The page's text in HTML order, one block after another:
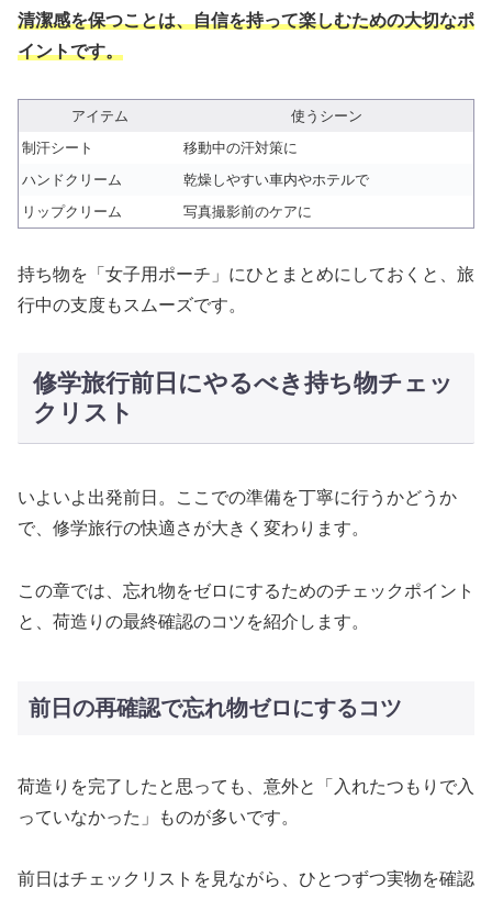
清潔感を保つことは、自信を持って楽しむための大切なポ
イントです。
アイテム
使うシーン
制汗シート
移動中の汗対策に
ハンドクリーム
乾燥しやすい車内やホテルで
リップクリーム
写真撮影前のケアに
持ち物を「女子用ポーチ」にひとまとめにしておくと、旅
行中の支度もスムーズです。
修学旅行前日にやるべき持ち物チェッ
クリスト
いよいよ出発前日。ここでの準備を丁寧に行うかどうか
で、修学旅行の快適さが大きく変わります。
この章では、忘れ物をゼロにするためのチェックポイント
と、荷造りの最終確認のコツを紹介します。
前日の再確認で忘れ物ゼロにするコツ
荷造りを完了したと思っても、意外と「入れたつもりで入
っていなかった」ものが多いです。
前日はチェックリストを見ながら、ひとつずつ実物を確認